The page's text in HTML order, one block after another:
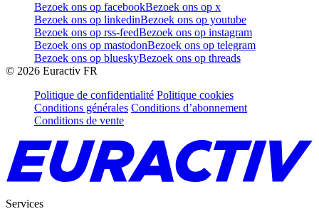
Bezoek ons op facebookBezoek ons op x
Bezoek ons op linkedinBezoek ons op youtube
Bezoek ons op rss-feedBezoek ons op instagram
Bezoek ons op mastodonBezoek ons op telegram
Bezoek ons op blueskyBezoek ons op threads
© 2026 Euractiv FR
Politique de confidentialité Politique cookies
Conditions générales Conditions d’abonnement
Conditions de vente
Services